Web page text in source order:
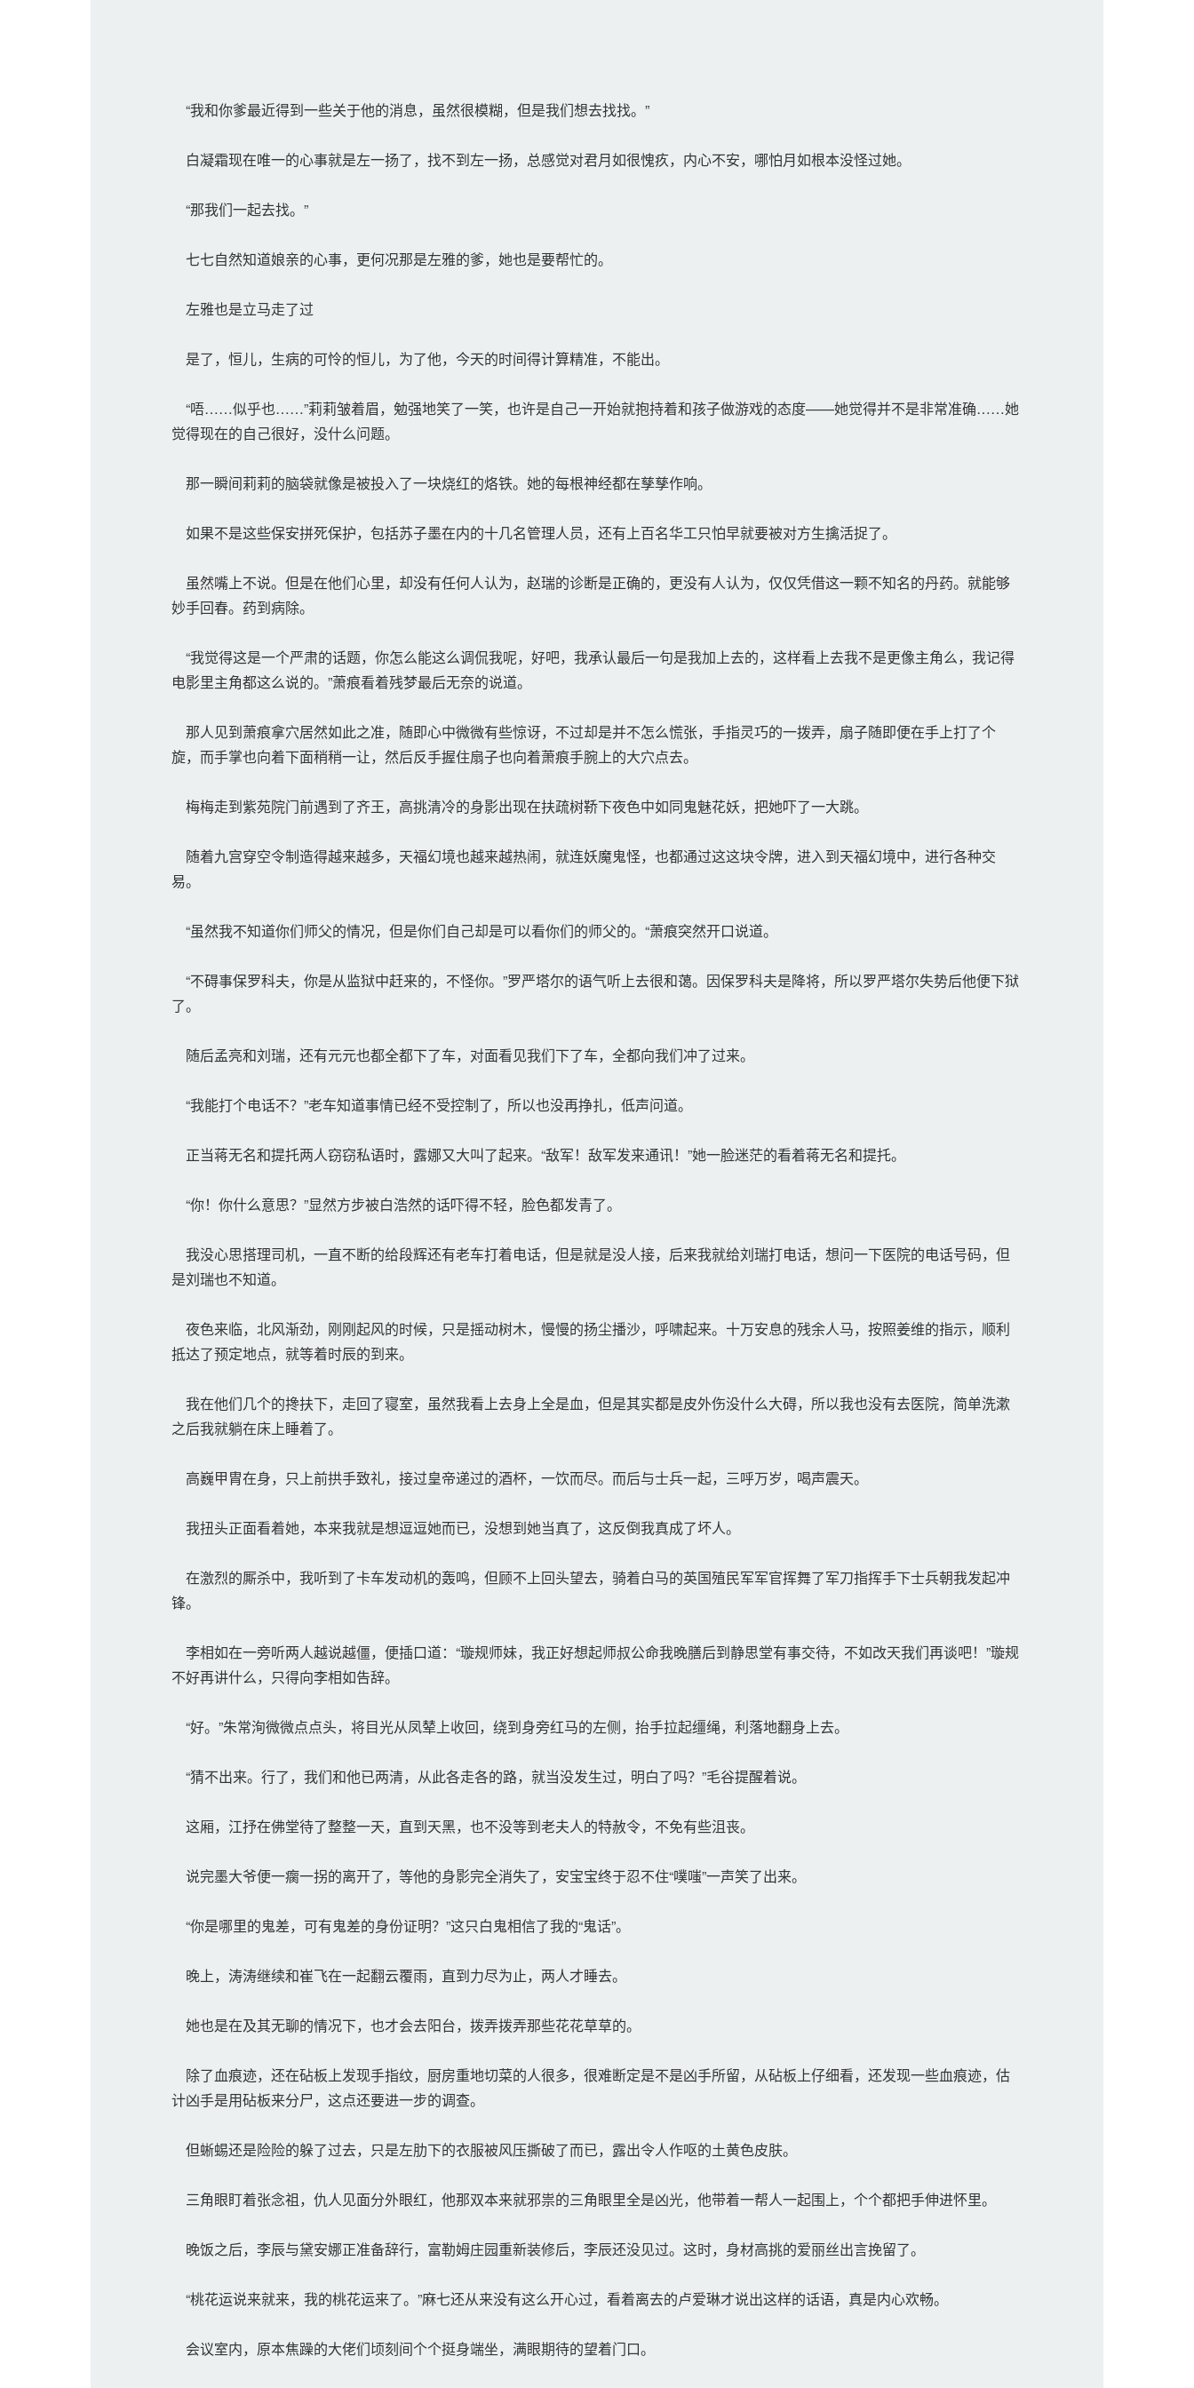
“我和你爹最近得到一些关于他的消息，虽然很模糊，但是我们想去找找。”
白凝霜现在唯一的心事就是左一扬了，找不到左一扬，总感觉对君月如很愧疚，内心不安，哪怕月如根本没怪过她。
“那我们一起去找。”
七七自然知道娘亲的心事，更何况那是左雅的爹，她也是要帮忙的。
左雅也是立马走了过
是了，恒儿，生病的可怜的恒儿，为了他，今天的时间得计算精准，不能出。
“唔……似乎也……”莉莉皱着眉，勉强地笑了一笑，也许是自己一开始就抱持着和孩子做游戏的态度——她觉得并不是非常准确……她
觉得现在的自己很好，没什么问题。
那一瞬间莉莉的脑袋就像是被投入了一块烧红的烙铁。她的每根神经都在孳孳作响。
如果不是这些保安拼死保护，包括苏子墨在内的十几名管理人员，还有上百名华工只怕早就要被对方生擒活捉了。
虽然嘴上不说。但是在他们心里，却没有任何人认为，赵瑞的诊断是正确的，更没有人认为，仅仅凭借这一颗不知名的丹药。就能够
妙手回春。药到病除。
“我觉得这是一个严肃的话题，你怎么能这么调侃我呢，好吧，我承认最后一句是我加上去的，这样看上去我不是更像主角么，我记得
电影里主角都这么说的。”萧痕看着残梦最后无奈的说道。
那人见到萧痕拿穴居然如此之准，随即心中微微有些惊讶，不过却是并不怎么慌张，手指灵巧的一拨弄，扇子随即便在手上打了个
旋，而手掌也向着下面稍稍一让，然后反手握住扇子也向着萧痕手腕上的大穴点去。
梅梅走到紫苑院门前遇到了齐王，高挑清冷的身影出现在扶疏树鞒下夜色中如同鬼魅花妖，把她吓了一大跳。
随着九宫穿空令制造得越来越多，天福幻境也越来越热闹，就连妖魔鬼怪，也都通过这这块令牌，进入到天福幻境中，进行各种交
易。
“虽然我不知道你们师父的情况，但是你们自己却是可以看你们的师父的。“萧痕突然开口说道。
“不碍事保罗科夫，你是从监狱中赶来的，不怪你。”罗严塔尔的语气听上去很和蔼。因保罗科夫是降将，所以罗严塔尔失势后他便下狱
了。
随后孟亮和刘瑞，还有元元也都全都下了车，对面看见我们下了车，全都向我们冲了过来。
“我能打个电话不？”老车知道事情已经不受控制了，所以也没再挣扎，低声问道。
正当蒋无名和提托两人窃窃私语时，露娜又大叫了起来。“敌军！敌军发来通讯！”她一脸迷茫的看着蒋无名和提托。
“你！你什么意思？”显然方步被白浩然的话吓得不轻，脸色都发青了。
我没心思搭理司机，一直不断的给段辉还有老车打着电话，但是就是没人接，后来我就给刘瑞打电话，想问一下医院的电话号码，但
是刘瑞也不知道。
夜色来临，北风渐劲，刚刚起风的时候，只是摇动树木，慢慢的扬尘播沙，呼啸起来。十万安息的残余人马，按照姜维的指示，顺利
抵达了预定地点，就等着时辰的到来。
我在他们几个的搀扶下，走回了寝室，虽然我看上去身上全是血，但是其实都是皮外伤没什么大碍，所以我也没有去医院，简单洗漱
之后我就躺在床上睡着了。
高巍甲胄在身，只上前拱手致礼，接过皇帝递过的酒杯，一饮而尽。而后与士兵一起，三呼万岁，喝声震天。
我扭头正面看着她，本来我就是想逗逗她而已，没想到她当真了，这反倒我真成了坏人。
在激烈的厮杀中，我听到了卡车发动机的轰鸣，但顾不上回头望去，骑着白马的英国殖民军军官挥舞了军刀指挥手下士兵朝我发起冲
锋。
李相如在一旁听两人越说越僵，便插口道：“璇规师妹，我正好想起师叔公命我晚膳后到静思堂有事交待，不如改天我们再谈吧！”璇规
不好再讲什么，只得向李相如告辞。
“好。”朱常洵微微点点头，将目光从凤辇上收回，绕到身旁红马的左侧，抬手拉起缰绳，利落地翻身上去。
“猜不出来。行了，我们和他已两清，从此各走各的路，就当没发生过，明白了吗？”毛谷提醒着说。
这厢，江抒在佛堂待了整整一天，直到天黑，也不没等到老夫人的特赦令，不免有些沮丧。
说完墨大爷便一瘸一拐的离开了，等他的身影完全消失了，安宝宝终于忍不住“噗嗤”一声笑了出来。
“你是哪里的鬼差，可有鬼差的身份证明？”这只白鬼相信了我的“鬼话”。
晚上，涛涛继续和崔飞在一起翻云覆雨，直到力尽为止，两人才睡去。
她也是在及其无聊的情况下，也才会去阳台，拨弄拨弄那些花花草草的。
除了血痕迹，还在砧板上发现手指纹，厨房重地切菜的人很多，很难断定是不是凶手所留，从砧板上仔细看，还发现一些血痕迹，估
计凶手是用砧板来分尸，这点还要进一步的调查。
但蜥蜴还是险险的躲了过去，只是左肋下的衣服被风压撕破了而已，露出令人作呕的土黄色皮肤。
三角眼盯着张念祖，仇人见面分外眼红，他那双本来就邪祟的三角眼里全是凶光，他带着一帮人一起围上，个个都把手伸进怀里。
晚饭之后，李辰与黛安娜正准备辞行，富勒姆庄园重新装修后，李辰还没见过。这时，身材高挑的爱丽丝出言挽留了。
“桃花运说来就来，我的桃花运来了。”麻七还从来没有这么开心过，看着离去的卢爱琳才说出这样的话语，真是内心欢畅。
会议室内，原本焦躁的大佬们顷刻间个个挺身端坐，满眼期待的望着门口。